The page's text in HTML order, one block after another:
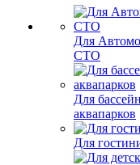
Для
СТО
Для
аквапарков
Для